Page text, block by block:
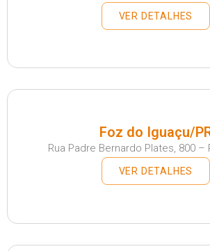
VER DETALHES
Foz do Iguaçu/
Rua Padre Bernardo Plates, 800 –
VER DETALHES